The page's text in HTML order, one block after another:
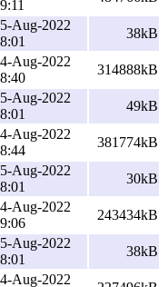
Aug-2022
38kB
Aug-2022
314888kB
Aug-2022
49kB
Aug-2022
381774kB
Aug-2022
30kB
Aug-2022
243434kB
Aug-2022
38kB
Aug-2022